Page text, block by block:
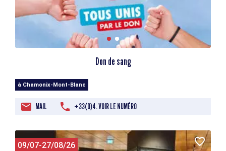
Don de sang
à Chamonix-Mont-Blanc
MAIL +33(0)4. VOIR LE NUMÉRO
09/07-27/08/26